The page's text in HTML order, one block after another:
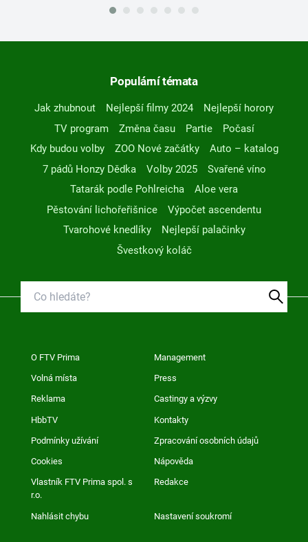
Populární témata
Jak zhubnout Nejlepší filmy 2024
Nejlepší horory
TV program
Změna času Partie
Počasí
Kdy budou volby
ZOO Nové začátky
Auto – katalog
7 pádů Honzy Dědka
Volby 2025
Svařené víno
Tatarák podle Pohlreicha
Aloe vera
Pěstování lichořeřišnice
Výpočet ascendentu
Tvarohové knedlíky
Nejlepší palačinky
Švestkový koláč
O FTV Prima Management
Volná místa Press
Reklama Castingy a výzvy
HbbTV Kontakty
Podmínky užívání Zpracování osobních údajů
Cookies Nápověda
Vlastník FTV Prima spol. s
r.o.
Redakce
Nahlásit chybu Nastavení soukromí